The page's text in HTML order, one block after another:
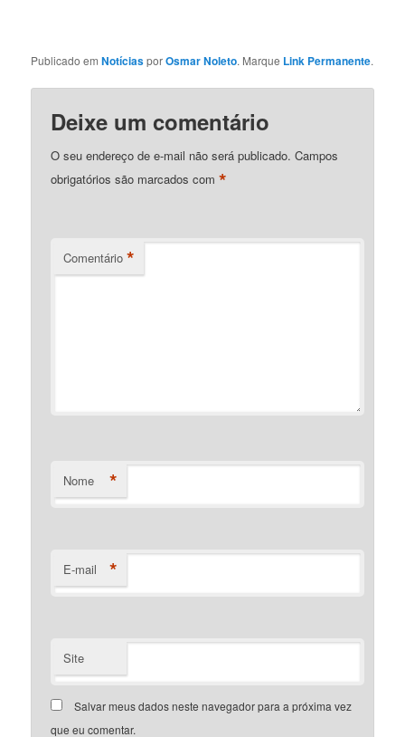
Publicado emNotíciasporOsmar Noleto. Marque Link Permanente.
Deixe um comentário
O seu endereço de e-mail não será publicado. Campos
obrigatórios são marcados com*
Comentário *
Nome *
E-mail *
Site
Salvar meus dados neste navegador para a próxima vez
que eu comentar.